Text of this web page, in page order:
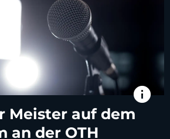
info
Meister auf dem
an der OTH